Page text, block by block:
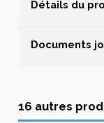
Détails du
Documents
16 autres